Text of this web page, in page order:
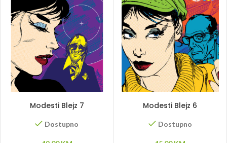
Modesti Blejz 7
Dostupno
Modesti Blejz 6
Dostupno